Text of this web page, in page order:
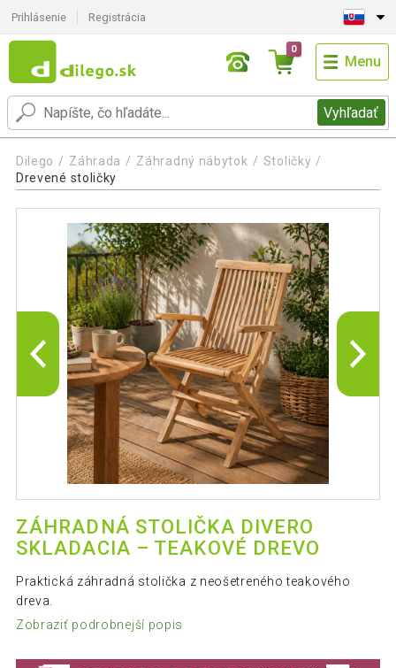
Prihlásenie Registrácia
Vyhľadať
0
Menu
Dilego Záhrada Záhradný nábytok
Stoličky
Drevené stoličky
ZÁHRADNÁ STOLIČKA DIVERO
SKLADACIA – TEAKOVÉ DREVO
Praktická záhradná stolička z neošetreného teakového
dreva.
Zobraziť podrobnejší popis